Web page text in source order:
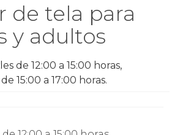
de tela para
y adultos
de 12:00 a 15:00 horas,
15:00 a 17:00 horas.